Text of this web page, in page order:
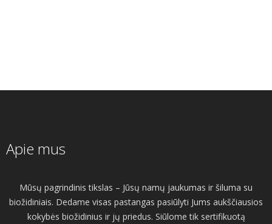
Apie mus
Mūsų pagrindinis tikslas – Jūsų namų jaukumas ir šiluma su
biožidiniais. Dedame visas pastangas pasiūlyti Jums aukščiausios
kokybės biožidinius ir jų priedus. Siūlome tik sertifikuotą